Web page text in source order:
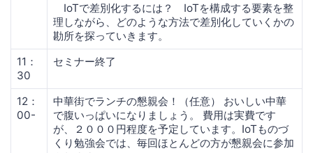
IoTで差別化するには？ IoTを構成する要素を整
理しながら、どのような方法で差別化していくかの
勘所を探っていきます。
11：
30
セミナー終了
12：
00-
中華街でランチの懇親会！（任意） おいしい中華
で腹いっぱいになりましょう。 費用は実費です
が、２０００円程度を予定しています。IoTものづ
くり勉強会では、毎回ほとんどの方が懇親会に参加